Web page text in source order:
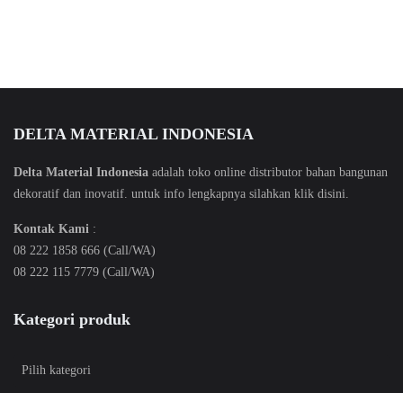
DELTA MATERIAL INDONESIA
Delta Material Indonesia adalah toko online distributor bahan bangunan
dekoratif dan inovatif. untuk info lengkapnya silahkan klik disini.
Kontak Kami :
08 222 1858 666 (Call/WA)
08 222 115 7779 (Call/WA)
Kategori produk